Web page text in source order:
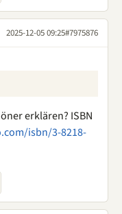
2025-12-05 09:25#7975876
erklären? ISBN
isbn/3-8218-